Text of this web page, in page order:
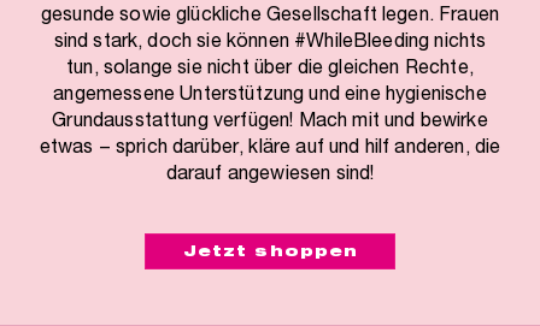
gesunde sowie glückliche Gesellschaft legen. Frauen
sind stark, doch sie können #WhileBleeding nichts
tun, solange sie nicht über die gleichen Rechte,
angemessene Unterstützung und eine hygienische
Grundausstattung verfügen! Mach mit und bewirke
etwas − sprich darüber, kläre auf und hilf anderen, die
darauf angewiesen sind!
Jetzt shoppen